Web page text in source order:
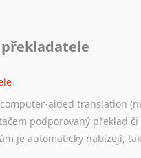
nekomerčního
kteří uvažují o studiu v
a samozřejmě i osobní
computer-aided translation
podporovaný překlad
je automaticky nabízejí,